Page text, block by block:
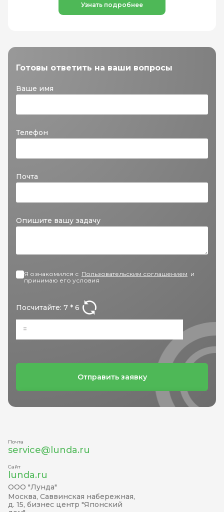
Узнать подробнее
Готовы ответить на ваши вопросы
Ваше имя
Телефон
Почта
Опишите вашу задачу
Я ознакомился с Пользовательским соглашением и
принимаю его условия
Посчитайте: 7 * 6
Отправить заявку
Почта
service@lunda.ru
Сайт
lunda.ru
ООО "Лунда"
Москва, Саввинская набережная,
д. 15, бизнес центр "Японский